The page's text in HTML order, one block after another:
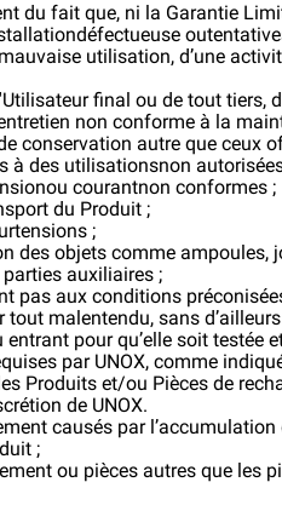
du fait que, ni la Garantie
utilisation, d’une
final ou de tout
non conforme à la
conservation autre que ceux
à des utilisationsnon
courantnon conformes ;
du Produit ;
;
des objets comme
auxiliaires ;
pas aux conditions
malentendu, sans
pour qu’elle soit
par UNOX, comme
Produits et/ou Pièces de
de UNOX.
causés par
;
ou pièces autres que les